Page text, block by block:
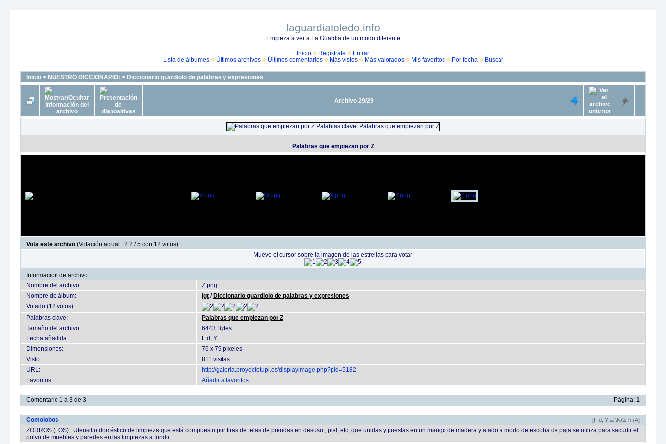
laguardiatoledo.info
Empieza a ver a La Guardia de un modo diferente
Inicio Regístrate
Entrar
Lista de álbumes
Últimos archivos Últimos comentarios Más vistos Más valorados Mis favoritos Por fecha Buscar
Inicio > NUESTRO DICCIONARIO: > Diccionario guardiolo de palabras y expresiones
Archivo 29/29
Palabras que empiezan por Z
Vota este archivo (Votación actual : 2.2 / 5 con 12 votos)
Mueve el cursor sobre la imagen de las estrellas para votar
Informacion de archivo
Nombre del archivo:
Z.png
Nombre de álbum:
lgt / Diccionario guardiolo de palabras y expresiones
Votado (12 votos):
Palabras clave:
Palabras que empiezan por Z
Tamaño del archivo:
6443 Bytes
Fecha añadida:
F d, Y
Dimensiones:
76 x 79 píxeles
Visto:
811 visitas
URL:
http://galeria.proyectotupi.es/displayimage.php?pid=5182
Favoritos:
Añadir a favoritos
Comentario 1 a 3 de 3 Página: 1
Comolobos [F d, Y \a \l\a\s h:i A]
ZORROS (LOS) : Utensilio doméstico de limpieza que está compuesto por tiras de telas de prendas en desuso , piel, etc, que unidas y puestas en un mango de madera y atado a modo de escoba de paja se utiliza para sacudir el
polvo de muebles y paredes en las limpiezas a fondo.